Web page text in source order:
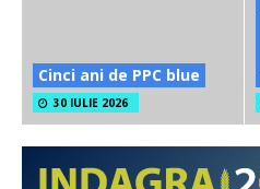
Cinci ani de PPC blue
30 IULIE 2026